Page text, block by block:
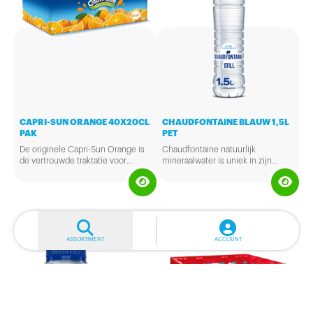
ASSORTIMENT ACCOUNT
CAPRI-SUN ORANGE 40X20CL
PAK
De originele Capri-Sun Orange is
de vertrouwde traktatie voor
overal! Zonder toevoeging van
CHAUDFONTAINE BLAUW 1,5L
PET
Chaudfontaine natuurlijk
mineraalwater is uniek in zijn